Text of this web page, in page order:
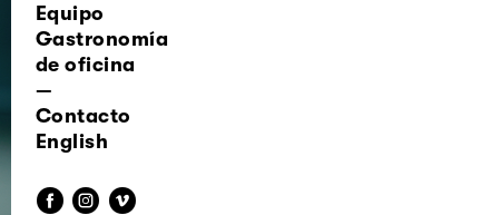
Equipo
Gastronomía
de oficina
—
Contacto
English
f i v